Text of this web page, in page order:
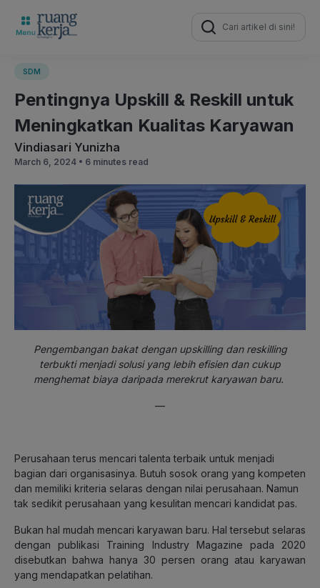
Search
for:
SDM
Pentingnya Upskill & Reskill untuk
Meningkatkan Kualitas Karyawan
Vindiasari Yunizha
March 6, 2024 • 6 minutes read
Pengembangan bakat dengan upskilling dan reskilling
terbukti menjadi solusi yang lebih efisien dan cukup
menghemat biaya daripada merekrut karyawan baru.
—
Perusahaan terus mencari talenta terbaik untuk menjadi
bagian dari organisasinya. Butuh sosok orang yang kompeten
dan memiliki kriteria selaras dengan nilai perusahaan. Namun
tak sedikit perusahaan yang kesulitan mencari kandidat pas.
Bukan hal mudah mencari karyawan baru. Hal tersebut selaras
dengan publikasi Training Industry Magazine pada 2020
disebutkan bahwa hanya 30 persen orang atau karyawan
yang mendapatkan pelatihan.